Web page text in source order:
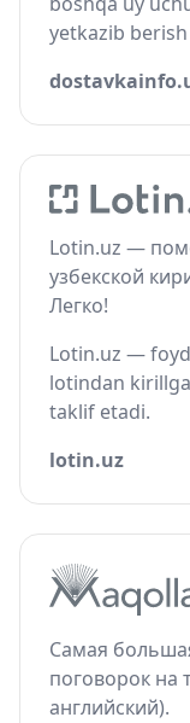
yetkazib
Lotin.uz —
узбекской
Легко!
Lotin.uz —
lotindan
taklif etadi.
lotin.uz
Самая
поговорок на
английский).